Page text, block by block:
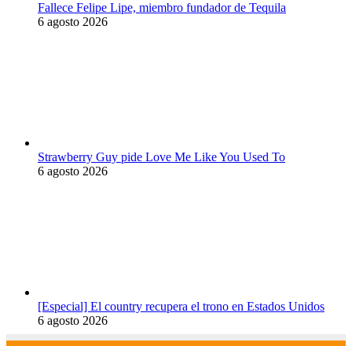
Fallece Felipe Lipe, miembro fundador de Tequila
6 agosto 2026
Strawberry Guy pide Love Me Like You Used To
6 agosto 2026
[Especial] El country recupera el trono en Estados Unidos
6 agosto 2026